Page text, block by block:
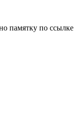
памятку по ссылке